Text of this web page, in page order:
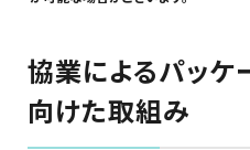
協業によるパッ
向けた取組み